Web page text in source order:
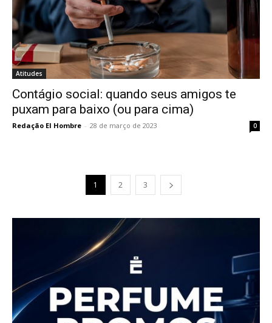
Atitudes
Contágio social: quando seus amigos te
puxam para baixo (ou para cima)
Redação El Hombre - 28 de março de 2023 0
1 2 3